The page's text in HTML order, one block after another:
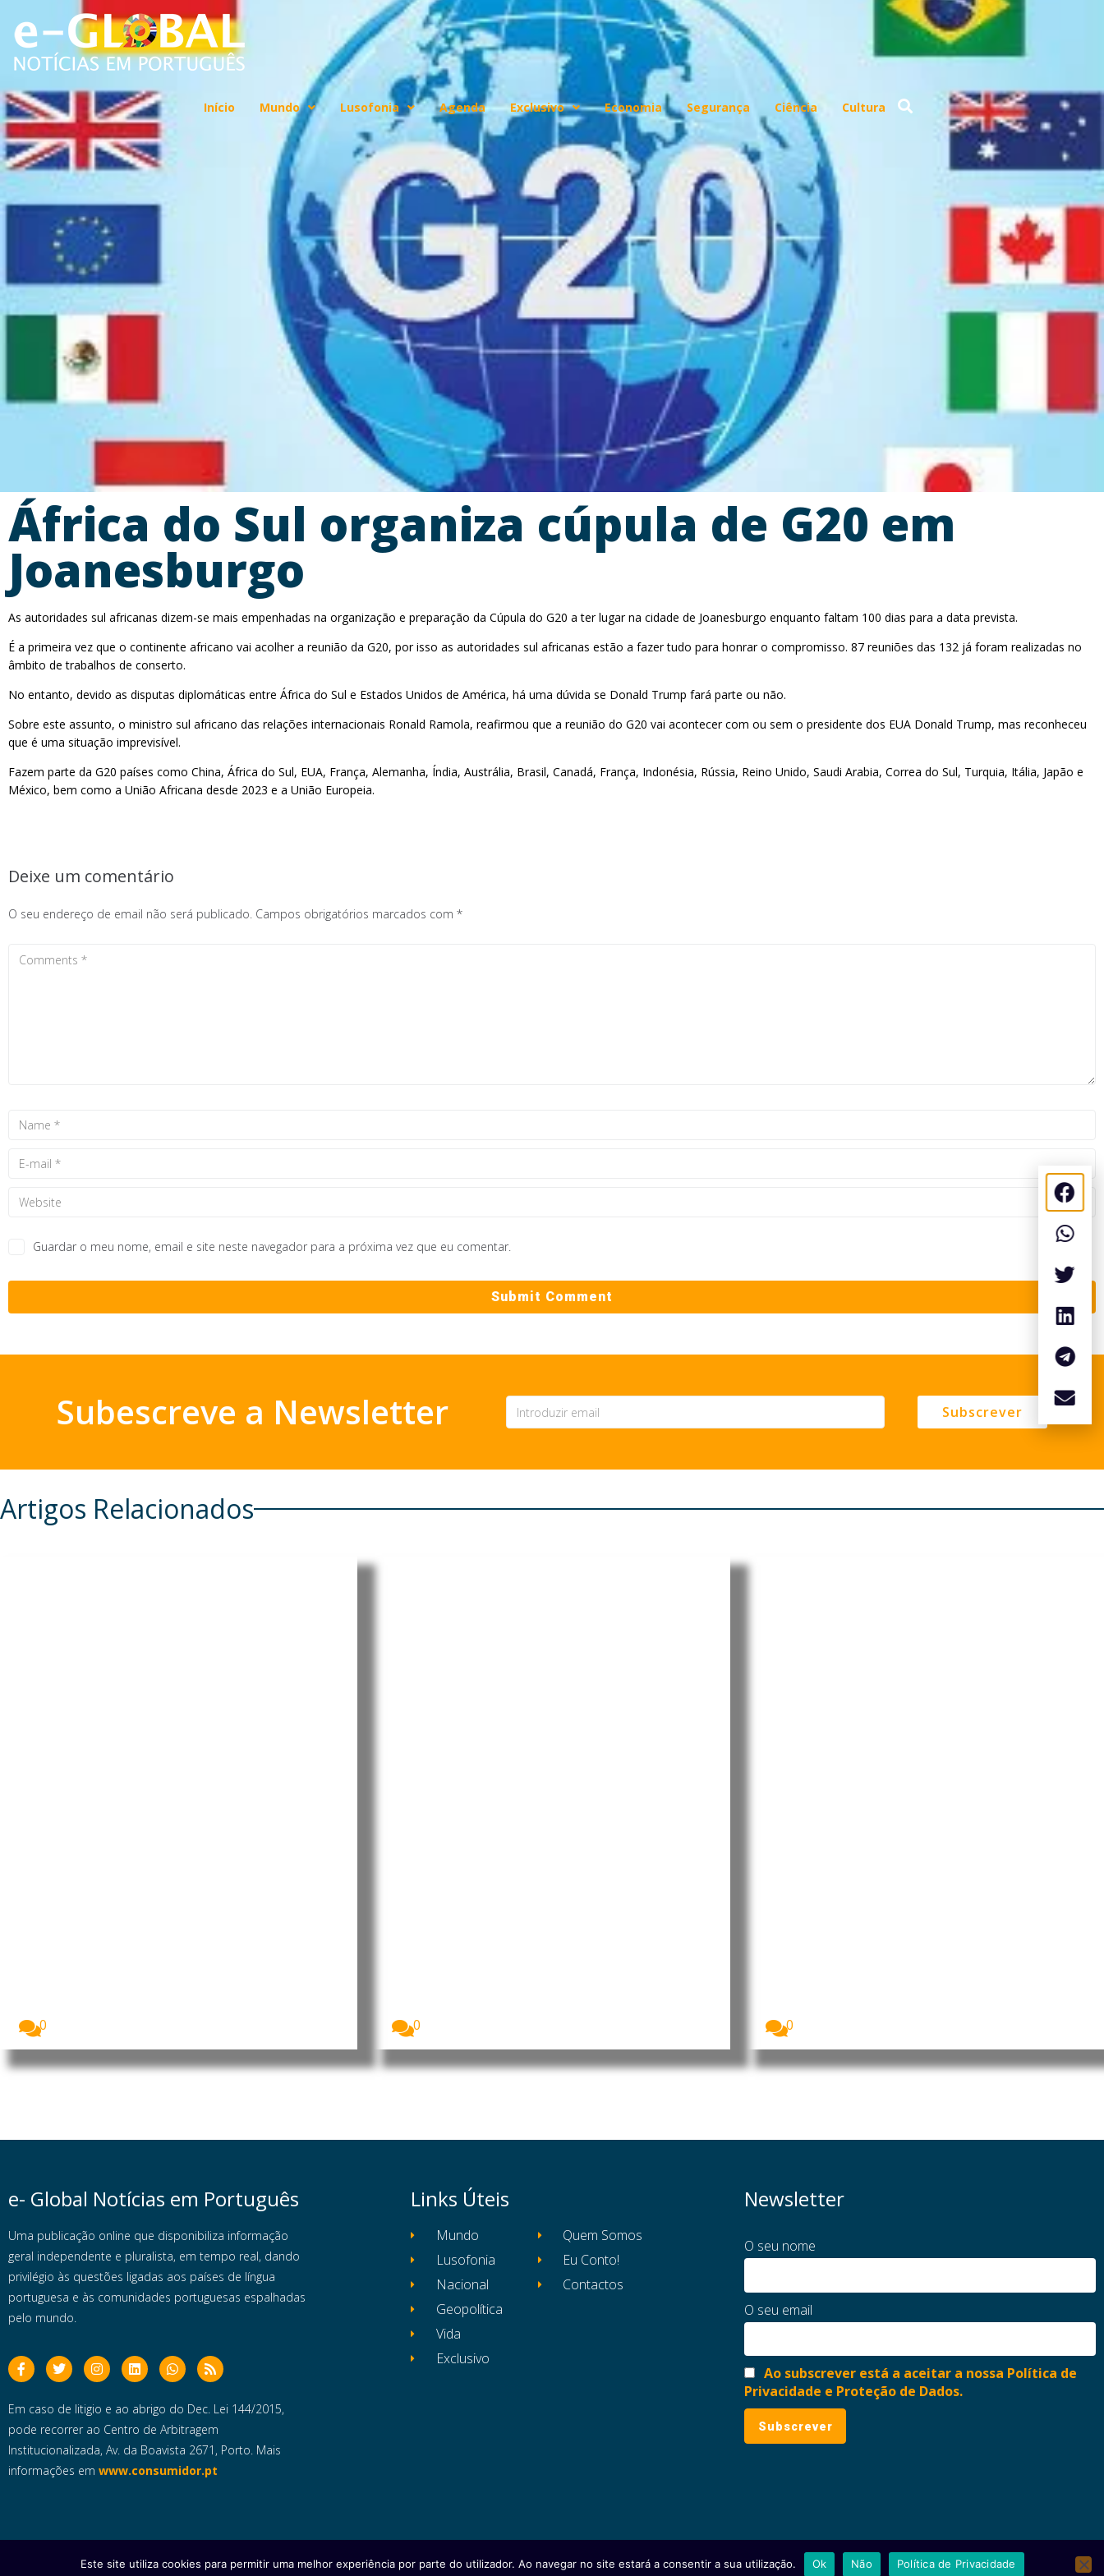
Início Mundo Lusofonia Agenda Exclusivo Economia Segurança Ciência Cultura
África do Sul organiza cúpula de G20 em
Joanesburgo
As autoridades sul africanas dizem-se mais empenhadas na organização e preparação da Cúpula do G20 a ter lugar na cidade de Joanesburgo enquanto faltam 100 dias para a data prevista.
É a primeira vez que o continente africano vai acolher a reunião da G20, por isso as autoridades sul africanas estão a fazer tudo para honrar o compromisso. 87 reuniões das 132 já foram realizadas no
âmbito de trabalhos de conserto.
No entanto, devido as disputas diplomáticas entre África do Sul e Estados Unidos de América, há uma dúvida se Donald Trump fará parte ou não.
Sobre este assunto, o ministro sul africano das relações internacionais Ronald Ramola, reafirmou que a reunião do G20 vai acontecer com ou sem o presidente dos EUA Donald Trump, mas reconheceu
que é uma situação imprevisível.
Fazem parte da G20 países como China, África do Sul, EUA, França, Alemanha, Índia, Austrália, Brasil, Canadá, França, Indonésia, Rússia, Reino Unido, Saudi Arabia, Correa do Sul, Turquia, Itália, Japão e
México, bem como a União Africana desde 2023 e a União Europeia.
Deixe um comentário
O seu endereço de email não será publicado. Campos obrigatórios marcados com *
Guardar o meu nome, email e site neste navegador para a próxima vez que eu comentar.
Subescreve a Newsletter Subscrever
Artigos Relacionados
0
0
0
e- Global Notícias em Português
Uma publicação online que disponibiliza informação
geral independente e pluralista, em tempo real, dando
privilégio às questões ligadas aos países de língua
portuguesa e às comunidades portuguesas espalhadas
pelo mundo.
Em caso de litigio e ao abrigo do Dec. Lei 144/2015,
pode recorrer ao Centro de Arbitragem
Institucionalizada, Av. da Boavista 2671, Porto. Mais
informações em www.consumidor.pt
Links Úteis
Mundo
Lusofonia
Nacional
Geopolítica
Vida
Exclusivo
Quem Somos
Eu Conto!
Contactos
Newsletter
O seu nome
O seu email
Ao subscrever está a aceitar a nossa Política de
Privacidade e Proteção de Dados.
Copyright © 2025 e- Global Notícias em Português | Todos os direitos reservados Ficha Técnica Estatuto Editorial Política de Privacidade e Proteção de Dados
Este site utiliza cookies para permitir uma melhor experiência por parte do utilizador. Ao navegar no site estará a consentir a sua utilização. Ok Não Política de Privacidade